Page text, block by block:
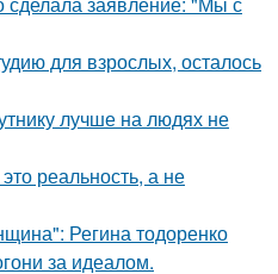
для взрослых, осталось
лучше на людях не
реальность, а не
Регина тодоренко
за идеалом.